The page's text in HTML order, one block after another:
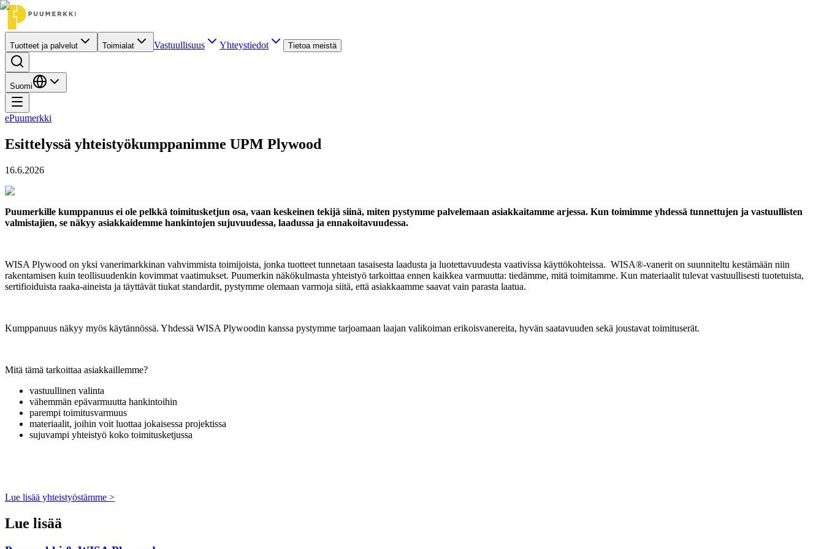
Tuotteet ja palvelut Toimialat Vastuullisuus Yhteystiedot Tietoa meistä
Suomi
ePuumerkki
Esittelyssä yhteistyökumppanimme UPM Plywood
16.6.2026
Puumerkille kumppanuus ei ole pelkkä toimitusketjun osa, vaan keskeinen tekijä siinä, miten pystymme palvelemaan asiakkaitamme arjessa. Kun toimimme yhdessä tunnettujen ja vastuullisten
valmistajien, se näkyy asiakkaidemme hankintojen sujuvuudessa, laadussa ja ennakoitavuudessa.
WISA Plywood on yksi vanerimarkkinan vahvimmista toimijoista, jonka tuotteet tunnetaan tasaisesta laadusta ja luotettavuudesta vaativissa käyttökohteissa. WISA®-vanerit on suunniteltu kestämään niin
rakentamisen kuin teollisuudenkin kovimmat vaatimukset. Puumerkin näkökulmasta yhteistyö tarkoittaa ennen kaikkea varmuutta: tiedämme, mitä toimitamme. Kun materiaalit tulevat vastuullisesti tuotetuista,
sertifioiduista raaka-aineista ja täyttävät tiukat standardit, pystymme olemaan varmoja siitä, että asiakkaamme saavat vain parasta laatua.
Kumppanuus näkyy myös käytännössä. Yhdessä WISA Plywoodin kanssa pystymme tarjoamaan laajan valikoiman erikoisvanereita, hyvän saatavuuden sekä joustavat toimituserät.
Mitä tämä tarkoittaa asiakkaillemme?
vastuullinen valinta
vähemmän epävarmuutta hankintoihin
parempi toimitusvarmuus
materiaalit, joihin voit luottaa jokaisessa projektissa
sujuvampi yhteistyö koko toimitusketjussa
Lue lisää yhteistyöstämme >
Lue lisää